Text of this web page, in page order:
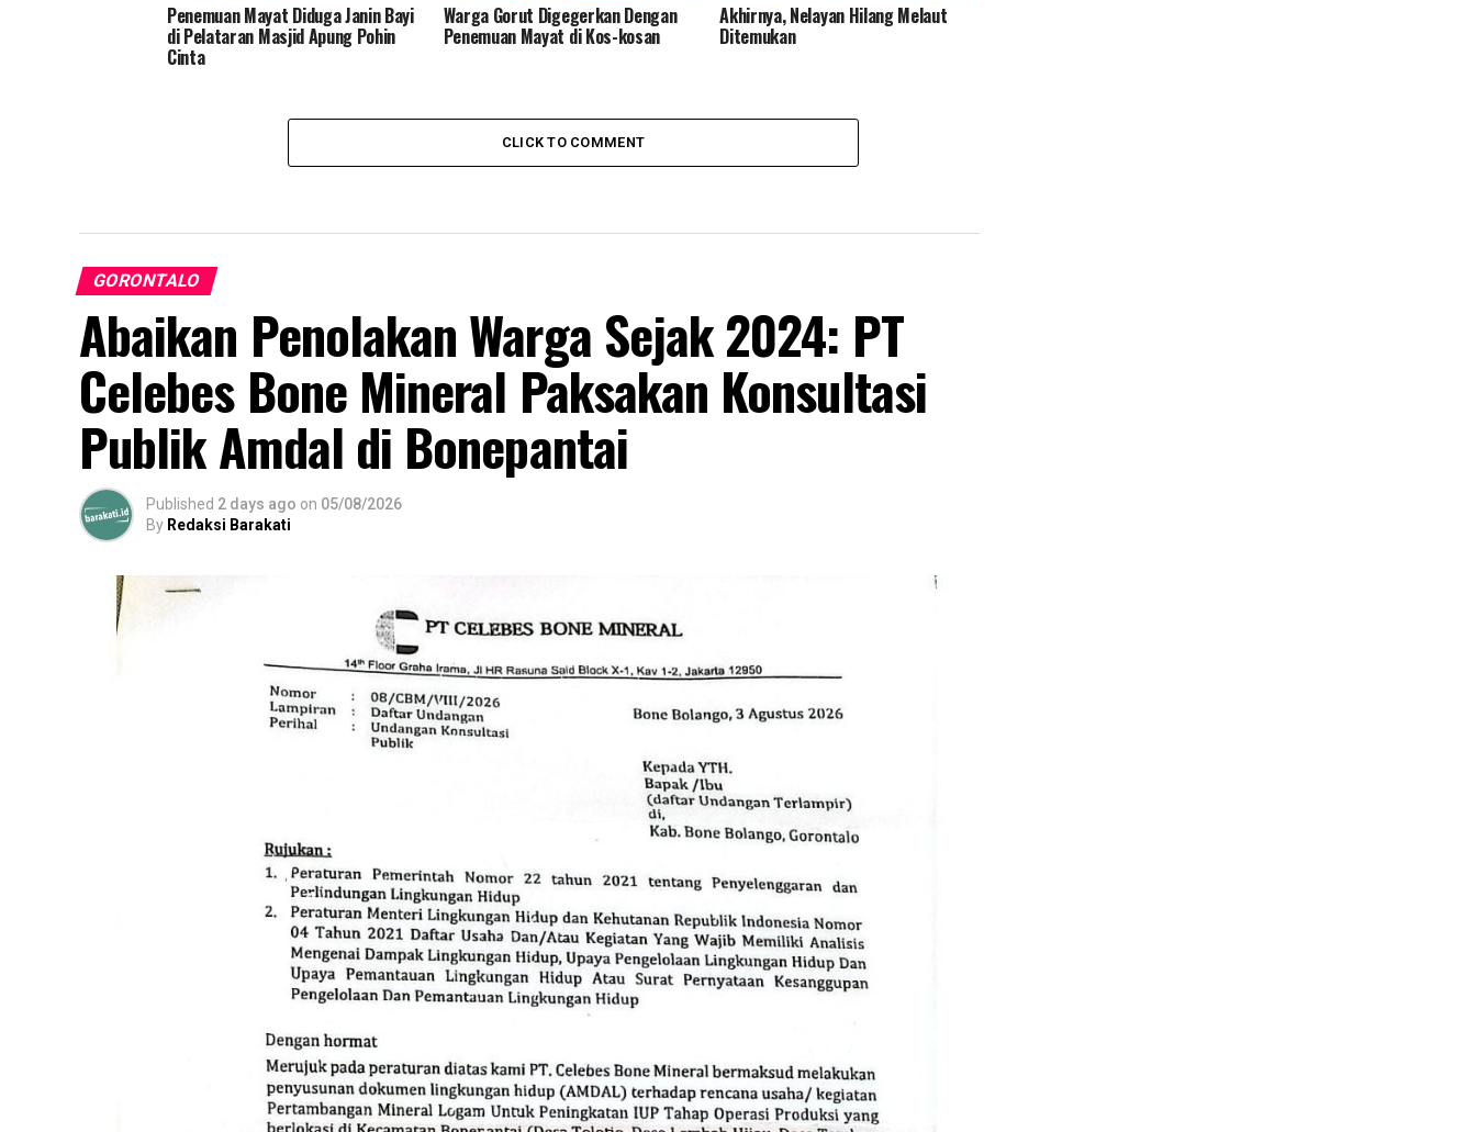
Penemuan Mayat Diduga Janin Bayi
di Pelataran Masjid Apung Pohin
Cinta
Warga Gorut Digegerkan Dengan
Penemuan Mayat di Kos-kosan
Akhirnya, Nelayan Hilang Melaut
Ditemukan
CLICK TO COMMENT
GORONTALO
Abaikan Penolakan Warga Sejak 2024: PT
Celebes Bone Mineral Paksakan Konsultasi
Publik Amdal di Bonepantai
Published 2 days ago on 05/08/2026
By Redaksi Barakati